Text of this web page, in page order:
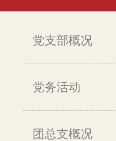
党支部概况
党务活动
团总支概况